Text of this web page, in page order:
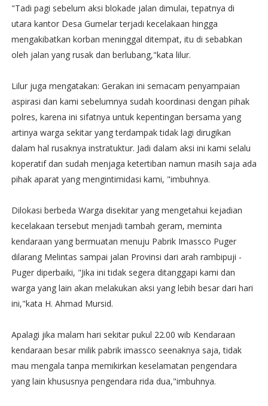
"Tadi pagi sebelum aksi blokade jalan dimulai, tepatnya di
utara kantor Desa Gumelar terjadi kecelakaan hingga
mengakibatkan korban meninggal ditempat, itu di sebabkan
oleh jalan yang rusak dan berlubang,"kata lilur.
Lilur juga mengatakan: Gerakan ini semacam penyampaian
aspirasi dan kami sebelumnya sudah koordinasi dengan pihak
polres, karena ini sifatnya untuk kepentingan bersama yang
artinya warga sekitar yang terdampak tidak lagi dirugikan
dalam hal rusaknya instratuktur. Jadi dalam aksi ini kami selalu
koperatif dan sudah menjaga ketertiban namun masih saja ada
pihak aparat yang mengintimidasi kami, "imbuhnya.
Dilokasi berbeda Warga disekitar yang mengetahui kejadian
kecelakaan tersebut menjadi tambah geram, meminta
kendaraan yang bermuatan menuju Pabrik Imassco Puger
dilarang Melintas sampai jalan Provinsi dari arah rambipuji -
Puger diperbaiki, "Jika ini tidak segera ditanggapi kami dan
warga yang lain akan melakukan aksi yang lebih besar dari hari
ini,"kata H. Ahmad Mursid.
Apalagi jika malam hari sekitar pukul 22.00 wib Kendaraan
kendaraan besar milik pabrik imassco seenaknya saja, tidak
mau mengala tanpa memikirkan keselamatan pengendara
yang lain khususnya pengendara rida dua,"imbuhnya.